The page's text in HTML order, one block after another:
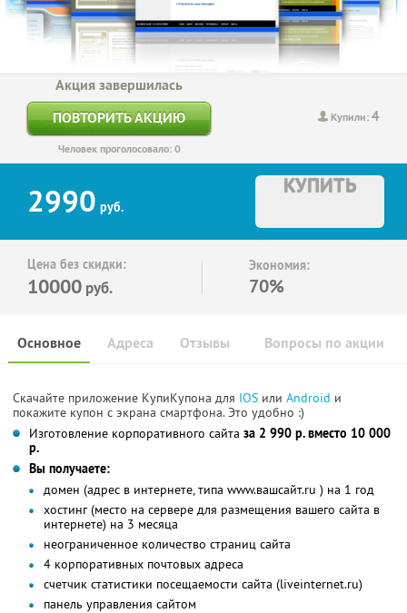
Купили:4
Акция завершилась
ПОВТОРИТЬ АКЦИЮ
Человек проголосовало: 0
2990 руб.
КУПИТЬ
Цена без скидки:
10000 руб.
Экономия:
70%
Основное Отзывы Вопросы по акции
Адреса
Скачайте приложение КупиКупона для IOS или Android и
покажите купон с экрана смартфона. Это удобно :)
Изготовление корпоративного сайта за 2 990 р. вместо 10 000
р.
Вы получаете:
домен (адрес в интернете, типа www.вашсайт.ru ) на 1 год
хостинг (место на сервере для размещения вашего сайта в
интернете) на 3 месяца
неограниченное количество страниц сайта
4 корпоративных почтовых адреса
счетчик статистики посещаемости сайта (liveinternet.ru)
панель управления сайтом